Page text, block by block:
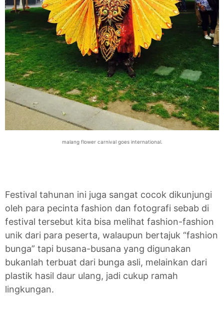
malang flower carnival goes international.
Festival tahunan ini juga sangat cocok dikunjungi
oleh para pecinta fashion dan fotografi sebab di
festival tersebut kita bisa melihat fashion-fashion
unik dari para peserta, walaupun bertajuk “fashion
bunga” tapi busana-busana yang digunakan
bukanlah terbuat dari bunga asli, melainkan dari
plastik hasil daur ulang, jadi cukup ramah
lingkungan.